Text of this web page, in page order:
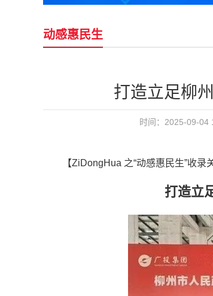
动感惠民生
打造立足柳
时间：2025-09-
【ZiDongHua 之“动感惠民生”收录
打造立